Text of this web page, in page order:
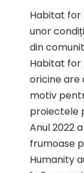
Habitat for
unor
din
Habitat for
oricine are
motiv
proiectele
Anul 2022
frumoase
Humanity